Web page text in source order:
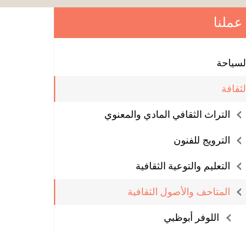
عملنا
السياحة
الثقافة
التراث الثقافي المادي والمعنوي
الترويج للفنون
التعليم والتوعية الثقافية
المتاحف والأصول الثقافية
اللوفر أبوظبي